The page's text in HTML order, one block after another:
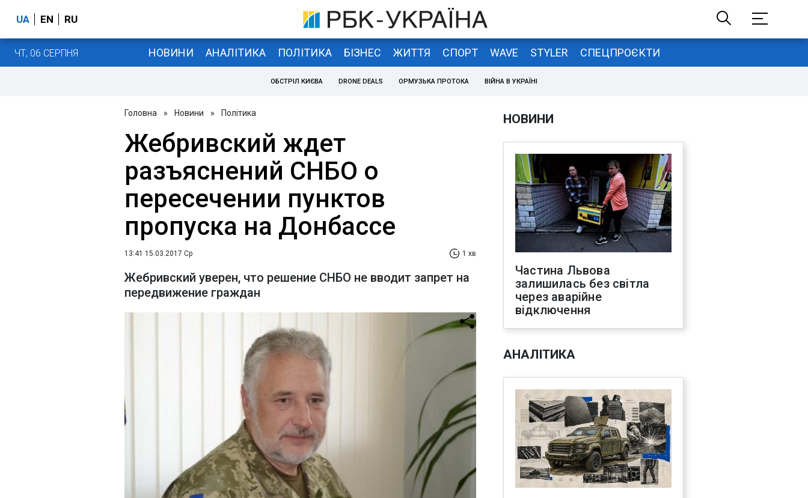
UA EN RU
ЧТ, 06 СЕРПНЯ НОВИНИ АНАЛІТИКА ПОЛІТИКА БІЗНЕС ЖИТТЯ СПОРТ WAVE STYLER СПЕЦПРОЄКТИ
ОБСТРІЛ КИЄВА DRONE DEALS ОРМУЗЬКА ПРОТОКА ВІЙНА В УКРАЇНІ
Головна » Новини » Політика
Жебривский ждет
разъяснений СНБО о
пересечении пунктов
пропуска на Донбассе
13:41 15.03.2017 Ср 1 хв
Жебривский уверен, что решение СНБО не вводит запрет на
передвижение граждан
НОВИНИ
Частина Львова
залишилась без світла
через аварійне
відключення
АНАЛІТИКА